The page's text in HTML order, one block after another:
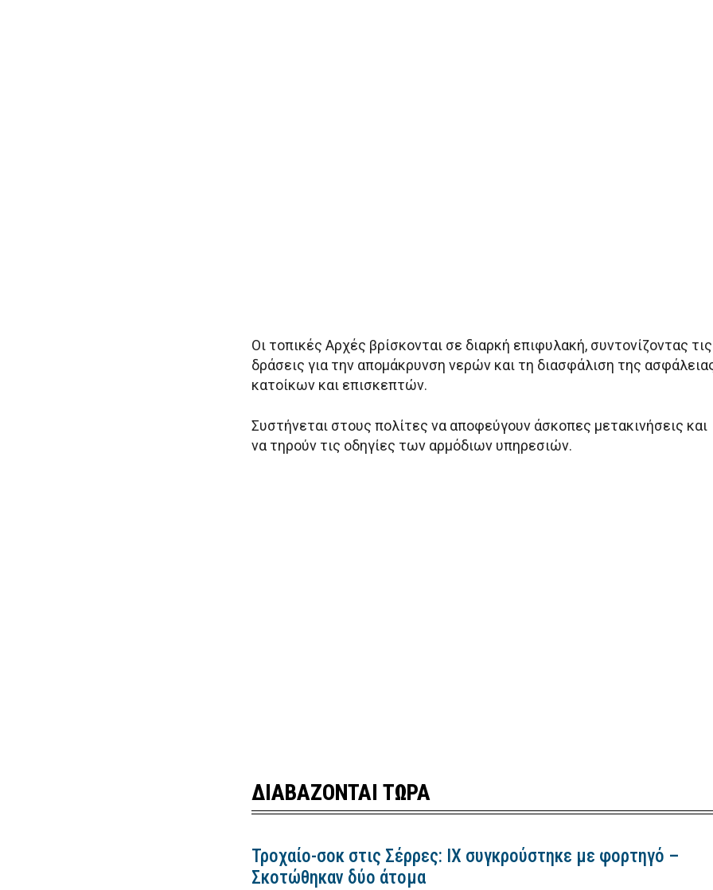
Οι τοπικές Αρχές βρίσκονται σε διαρκή επιφυλακή, συντονίζοντας τις
δράσεις για την απομάκρυνση νερών και τη διασφάλιση της
κατοίκων και επισκεπτών.
Συστήνεται στους πολίτες να αποφεύγουν άσκοπες μετακινήσεις και
να τηρούν τις οδηγίες των αρμόδιων υπηρεσιών.
ΔΙΑΒΑΖΟΝΤΑΙ ΤΩΡΑ
Τροχαίο-σοκ στις Σέρρες: ΙΧ συγκρούστηκε με φορτηγό –
Σκοτώθηκαν δύο άτομα